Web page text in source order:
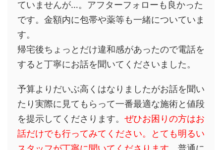
ていませんが…。アフターフォローも良かった
です。金額内に包帯や薬等も一緒についていま
す。
帰宅後ちょっとだけ違和感があったので電話を
すると丁寧にお話を聞いてくださいました。
予算よりだいぶ高くはなりましたがお話を聞い
たり実際に見てもらって一番最適な施術と値段
を提示してくださります。 ぜひお困りの方はお
話だけでも行ってみてください。とても明るい